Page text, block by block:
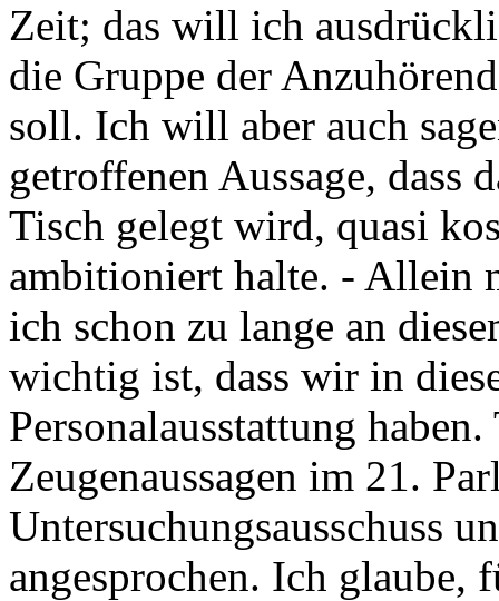
Zeit; das will ich
die Gruppe der
soll. Ich will aber auch
getroffenen Aussage, dass
Tisch gelegt wird, quasi
ambitioniert halte. - Allein
ich schon zu lange an
wichtig ist, dass wir in
Personalausstattung
Zeugenaussagen im 21.
Untersuchungsausschuss
angesprochen. Ich glaube,